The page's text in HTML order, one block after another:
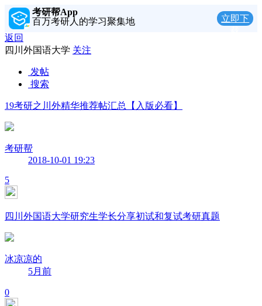
考研帮App
百万考研人的学习聚集地
立即下
返回
四川外国语大学 关注
发帖
搜索
19考研之川外精华推荐帖汇总【入版必看】
考研帮
2018-10-01 19:23
5
四川外国语大学研究生学长分享初试和复试考研真题
冰凉凉的
5月前
0